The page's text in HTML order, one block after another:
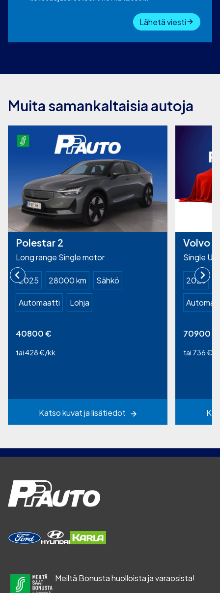
Lähetä viesti
Muita samankaltaisia autoja
Polestar 2
Long range Single motor
2025 28000 km Sähkö
Automaatti Lohja
40800€
tai 428 €/kk
Katso kuvat ja lisätiedot
Volvo
Single
2026
70900
tai 736 €/
Meiltä Bonusta huolloista ja varaosista!